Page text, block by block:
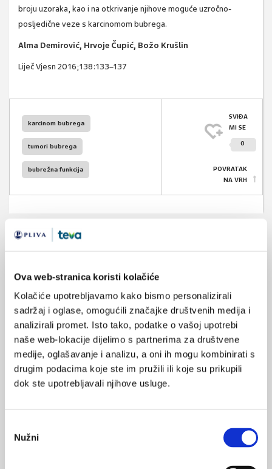
Ova web-stranica koristi kolačiće
Kolačiće upotrebljavamo kako bismo personalizirali
sadržaj i oglase, omogućili značajke društvenih medija i
analizirali promet. Isto tako, podatke o vašoj upotrebi
naše web-lokacije dijelimo s partnerima za društvene
medije, oglašavanje i analizu, a oni ih mogu kombinirati s
drugim podacima koje ste im pružili ili koje su prikupili
dok ste upotrebljavali njihove usluge.
pristanka
Nužni
broju uzoraka, kao i na otkrivanje njihove moguće uzročno-
posljedične veze s karcinomom bubrega.
Alma Demirović, Hrvoje Čupić, Božo Krušlin
Liječ Vjesn 2016;138:133–137
karcinom bubrega
tumori bubrega
bubrežna funkcija
SVIĐA
MI SE
0
POVRATAK
NA VRH
30.05.2025.
Mikroskopska hematurija
16.07.2023.
Wunderlichov sindrom kao prva manifestacija
karcinoma bubrega
28.05.2022.
29.04.2021.